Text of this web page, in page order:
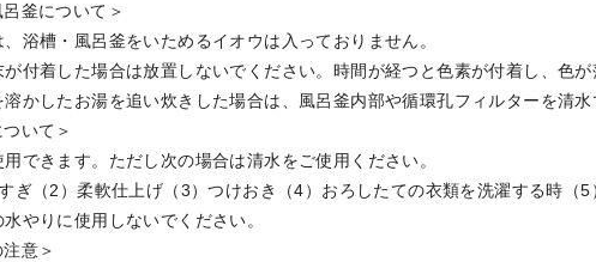
釜について＞
浴槽・風呂釜をいためるイオウは入っておりません。
が付着した場合は放置しないでください。時間が経つと色素が付着し、色が
溶かしたお湯を追い炊きした場合は、風呂釜内部や循環孔フィルターを清水
いて＞
できます。ただし次の場合は清水をご使用ください。
すぎ（2）柔軟仕上げ（3）つけおき（4）おろしたての衣類を洗濯する時（
やりに使用しないでください。
意＞